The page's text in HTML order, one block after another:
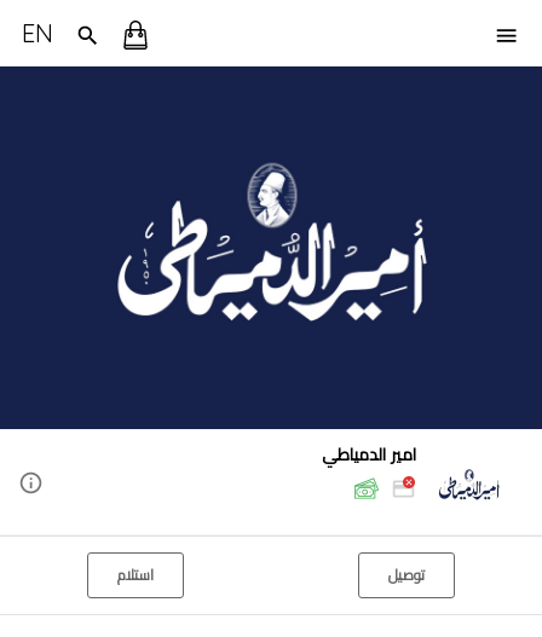
EN
امير الدمياطي
توصيل استلام